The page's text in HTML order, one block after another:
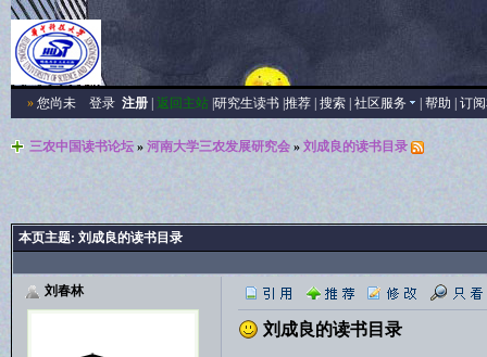
»您尚未 登录 注册| 返回主站| 研究生读书| 推荐| 搜索| 社区服务 帮助 订
三农中国读书论坛» 河南大学三农发展研究会» 刘成良的读书目录
本页主题: 刘成良的读书目录
刘春林
刘成良的读书目录